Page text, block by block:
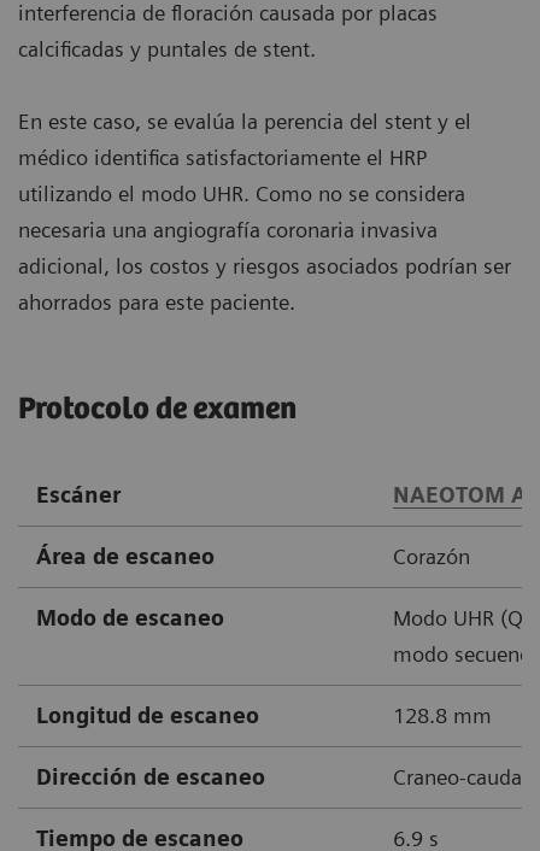
interferencia de floración causada por placas
calcificadas y puntales de stent.
En este caso, se evalúa la perencia del stent y el
médico identifica satisfactoriamente el HRP
utilizando el modo UHR. Como no se considera
necesaria una angiografía coronaria invasiva
adicional, los costos y riesgos asociados podrían ser
ahorrados para este paciente.
Protocolo de examen
Escáner NAEOTOM
Área de escaneo Corazón
Modo de escaneo
Modo UHR
modo
Longitud de escaneo 128.8 mm
Dirección de escaneo Craneo-caudal
Tiempo de escaneo 6.9 s